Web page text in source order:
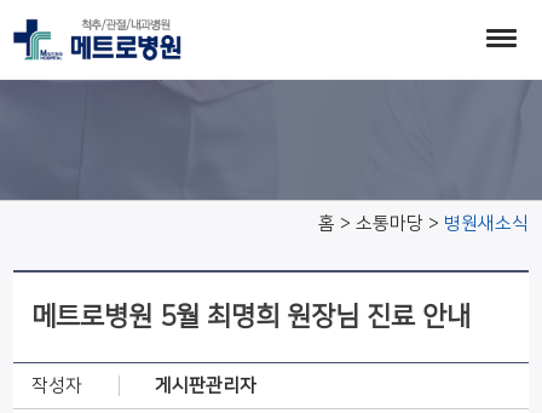
홈 > 소통마당 > 병원새소식
메트로병원 5월 최명희 원장님 진료 안내
작성자 게시판관리자